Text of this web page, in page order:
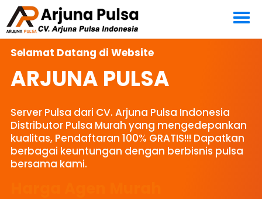
Selamat Datang di Website
ARJUNA PULSA
Server Pulsa dari CV. Arjuna Pulsa Indonesia
Distributor Pulsa Murah yang mengedepankan
kualitas, Pendaftaran 100% GRATIS!!! Dapatkan
berbagai keuntungan dengan berbisnis pulsa
bersama kami.